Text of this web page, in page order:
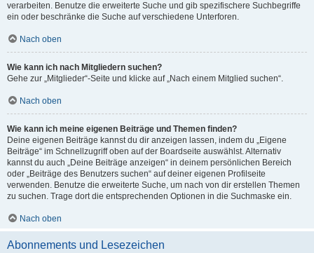
verarbeiten. Benutze die erweiterte Suche und gib spezifischere Suchbegriffe
ein oder beschränke die Suche auf verschiedene Unterforen.
Nach oben
Wie kann ich nach Mitgliedern suchen?
Gehe zur „Mitglieder“-Seite und klicke auf „Nach einem Mitglied suchen“.
Nach oben
Wie kann ich meine eigenen Beiträge und Themen finden?
Deine eigenen Beiträge kannst du dir anzeigen lassen, indem du „Eigene
Beiträge“ im Schnellzugriff oben auf der Boardseite auswählst. Alternativ
kannst du auch „Deine Beiträge anzeigen“ in deinem persönlichen Bereich
oder „Beiträge des Benutzers suchen“ auf deiner eigenen Profilseite
verwenden. Benutze die erweiterte Suche, um nach von dir erstellen Themen
zu suchen. Trage dort die entsprechenden Optionen in die Suchmaske ein.
Nach oben
Abonnements und Lesezeichen